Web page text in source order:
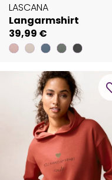
LASCANA
Langarmshirt
39,99 €